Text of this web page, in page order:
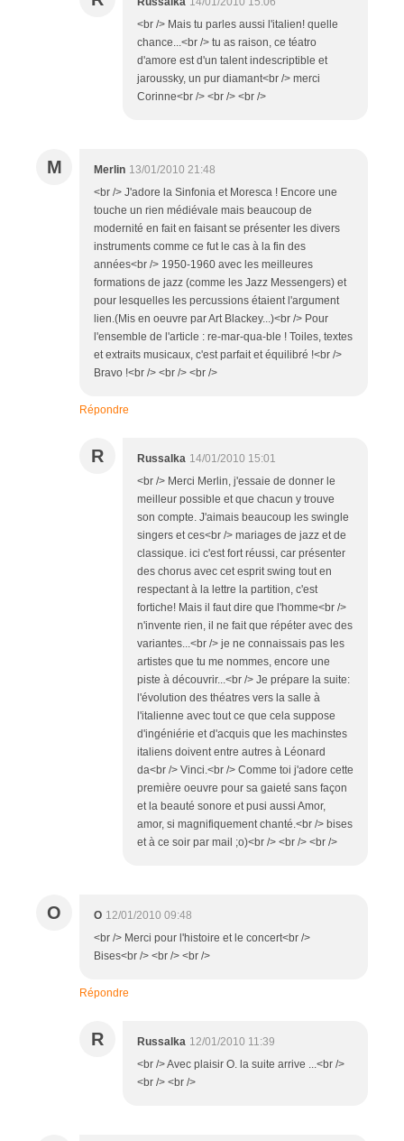
<br /> Mais tu parles aussi l'italien! quelle
chance...<br /> tu as raison, ce téatro
d'amore est d'un talent indescriptible et
jaroussky, un pur diamant<br /> merci
Corinne<br /> <br /> <br />
M Merlin 13/01/2010 21:48
<br /> J'adore la Sinfonia et Moresca ! Encore une
touche un rien médiévale mais beaucoup de
modernité en fait en faisant se présenter les divers
instruments comme ce fut le cas à la fin des
années<br /> 1950-1960 avec les meilleures
formations de jazz (comme les Jazz Messengers) et
pour lesquelles les percussions étaient l'argument
lien.(Mis en oeuvre par Art Blackey...)<br /> Pour
l'ensemble de l'article : re-mar-qua-ble ! Toiles, textes
et extraits musicaux, c'est parfait et équilibré !<br />
Bravo !<br /> <br /> <br />
Répondre
R Russalka 14/01/2010 15:01
<br /> Merci Merlin, j'essaie de donner le
meilleur possible et que chacun y trouve
son compte. J'aimais beaucoup les swingle
singers et ces<br /> mariages de jazz et de
classique. ici c'est fort réussi, car présenter
des chorus avec cet esprit swing tout en
respectant à la lettre la partition, c'est
fortiche! Mais il faut dire que l'homme<br />
n'invente rien, il ne fait que répéter avec des
variantes...<br /> je ne connaissais pas les
artistes que tu me nommes, encore une
piste à découvrir...<br /> Je prépare la suite:
l'évolution des théatres vers la salle à
l'italienne avec tout ce que cela suppose
d'ingéniérie et d'acquis que les machinstes
italiens doivent entre autres à Léonard
da<br /> Vinci.<br /> Comme toi j'adore cette
première oeuvre pour sa gaieté sans façon
et la beauté sonore et pusi aussi Amor,
amor, si magnifiquement chanté.<br /> bises
et à ce soir par mail ;o)<br /> <br /> <br />
O O 12/01/2010 09:48
<br /> Merci pour l'histoire et le concert<br />
Bises<br /> <br /> <br />
Répondre
R Russalka 12/01/2010 11:39
<br /> Avec plaisir O. la suite arrive ...<br />
<br /> <br />